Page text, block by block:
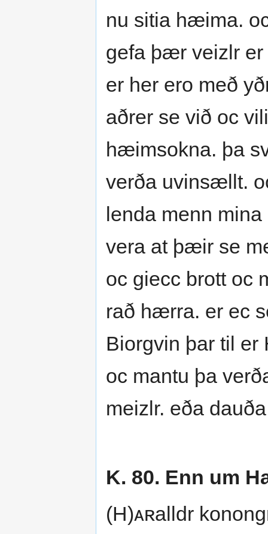
nu sitia hæima.
gefa þær veizlr
er her ero með
aðrer se við oc
hæimsokna. þa
verða uvinsællt.
lenda menn
vera at þæir se
oc giecc brott oc
rað hærra. er ec
Biorgvin þar til er
oc mantu þa
meizlr. eða
K. 80. Enn um
(H)ᴀʀalldr